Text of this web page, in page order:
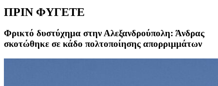
ΠΡΙΝ ΦΥΓΕΤΕ
Φρικτό δυστύχημα στην Αλεξανδρούπολη: Άνδρας
σκοτώθηκε σε κάδο πολτοποίησης απορριμμάτων